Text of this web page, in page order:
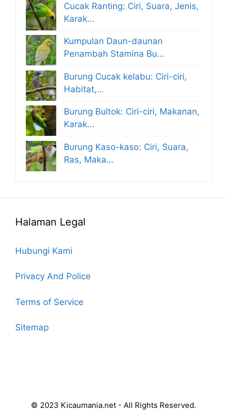
Cucak Ranting: Ciri, Suara, Jenis,
Karak…
Kumpulan Daun-daunan
Penambah Stamina Bu…
Burung Cucak kelabu: Ciri-ciri,
Habitat,…
Burung Bultok: Ciri-ciri, Makanan,
Karak…
Burung Kaso-kaso: Ciri, Suara,
Ras, Maka…
Halaman Legal
Hubungi Kami
Privacy And Police
Terms of Service
Sitemap
© 2023 Kicaumania.net - All Rights Reserved.